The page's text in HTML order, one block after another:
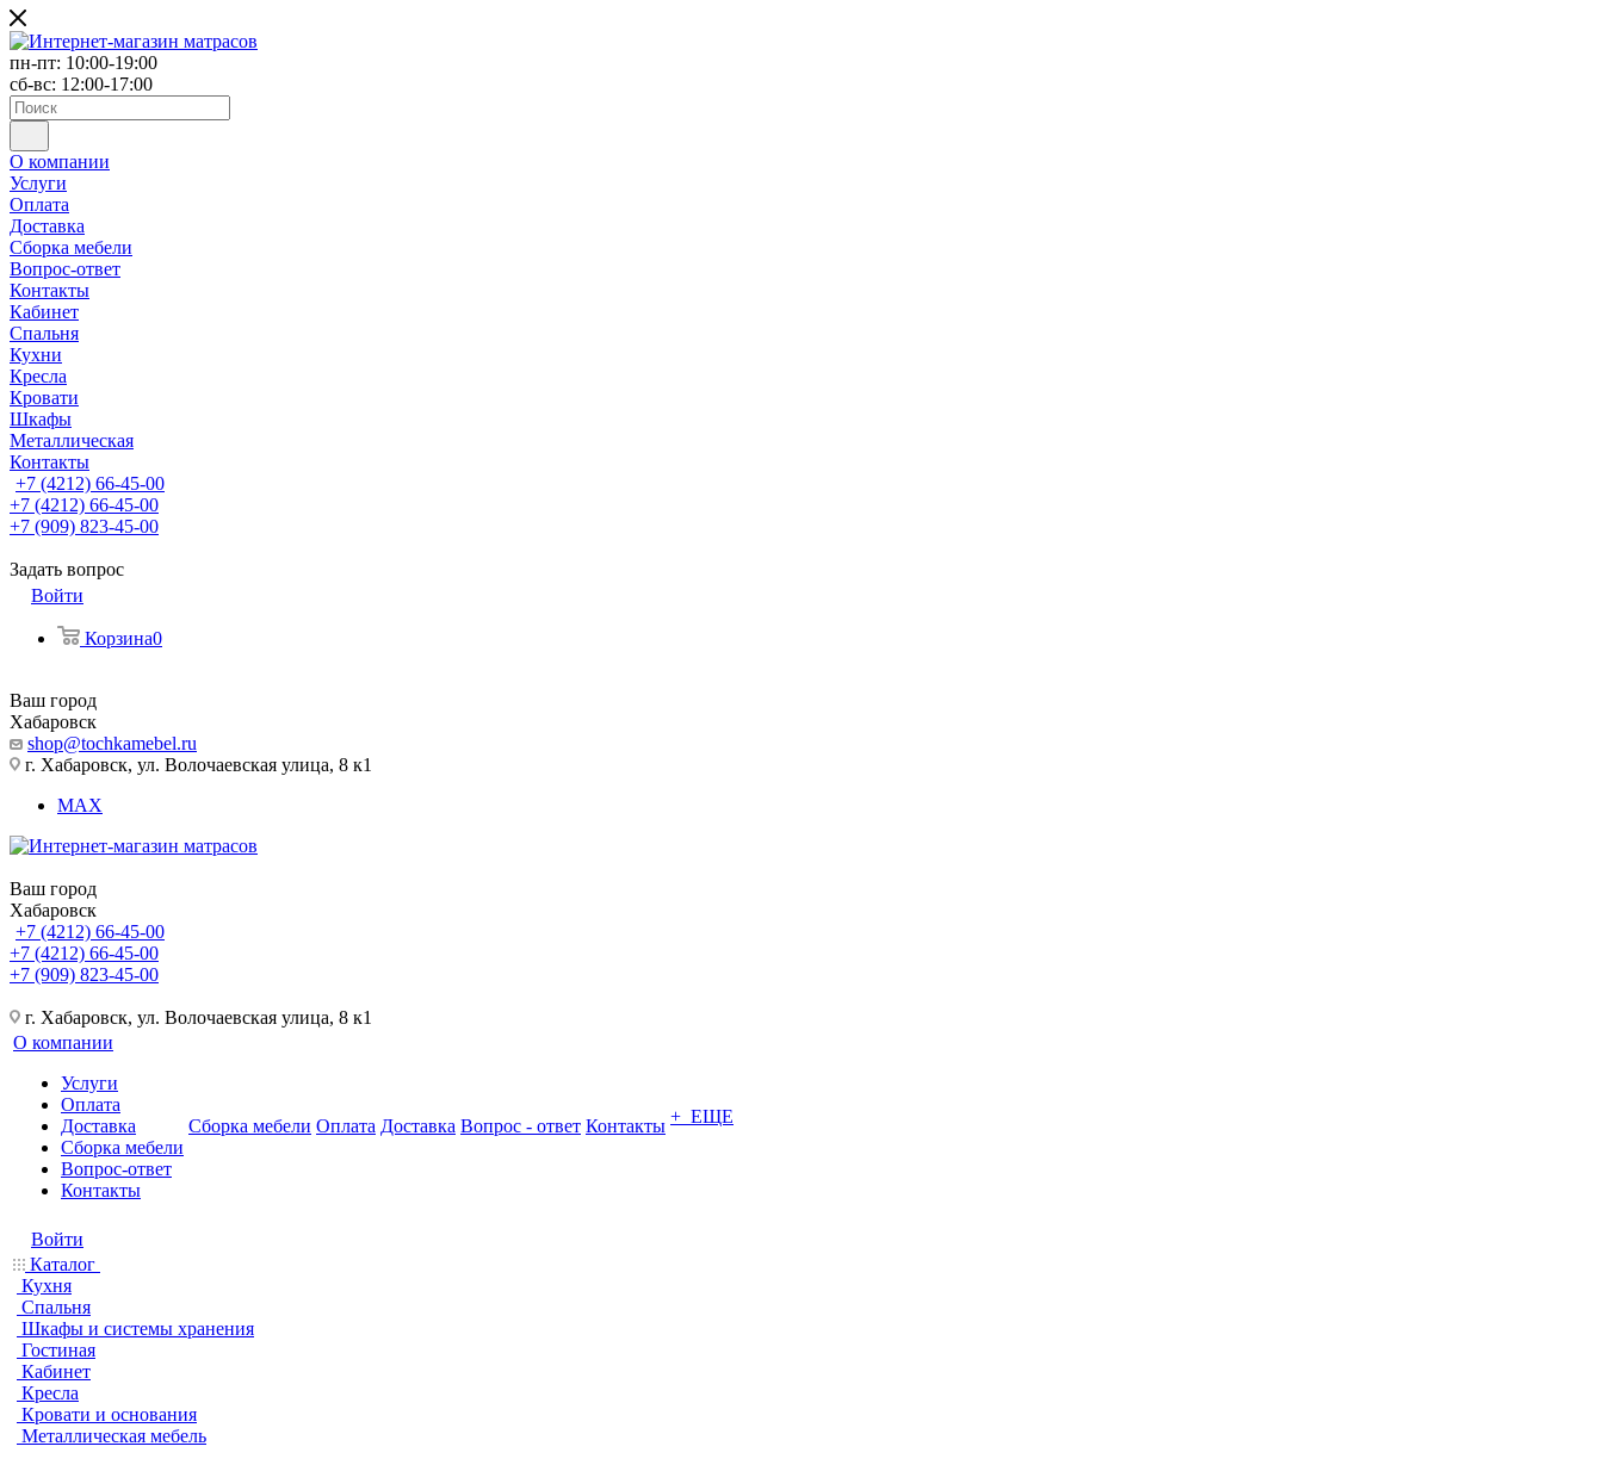
пн-пт: 10:00-19:00
сб-вс: 12:00-17:00
О компании
Услуги
Оплата
Доставка
Сборка мебели
Вопрос-ответ
Контакты
Кабинет
Спальня
Кухни
Кресла
Кровати
Шкафы
Металлическая
Контакты
+7 (4212) 66-45-00
+7 (4212) 66-45-00
+7 (909) 823-45-00
Задать вопрос
Войти
Корзина0
Ваш город
Хабаровск
shop@tochkamebel.ru
г. Хабаровск, ул. Волочаевская улица, 8 к1
MAX
Ваш город
Хабаровск
+7 (4212) 66-45-00
+7 (4212) 66-45-00
+7 (909) 823-45-00
г. Хабаровск, ул. Волочаевская улица, 8 к1
О компании
Услуги
Оплата
Доставка
Сборка мебели
Вопрос-ответ
Контакты
Сборка мебели Оплата Доставка Вопрос - ответ Контакты + ЕЩЕ
Войти
Каталог
Кухня
Спальня
Шкафы и системы хранения
Гостиная
Кабинет
Кресла
Кровати и основания
Металлическая мебель